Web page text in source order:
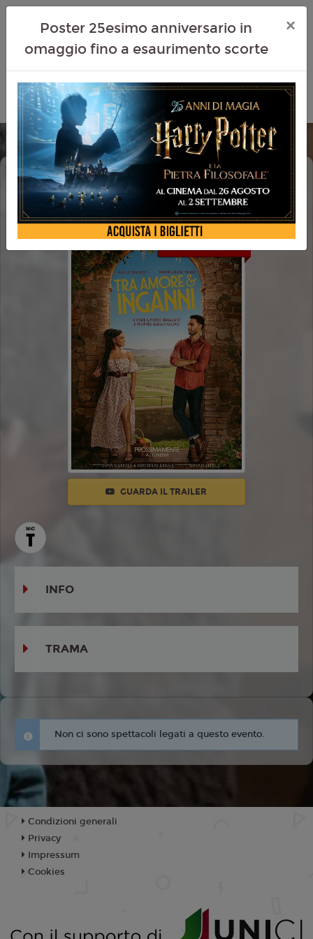
TRA AMORE E INGANNI (YOU, ME &
TUSCANY)
GUARDA IL TRAILER
INFO
TRAMA
Non ci sono spettacoli legati a questo evento.
Poster 25esimo anniversario in
omaggio fino a esaurimento scorte
×
Condizioni generali
Privacy
Impressum
Cookies